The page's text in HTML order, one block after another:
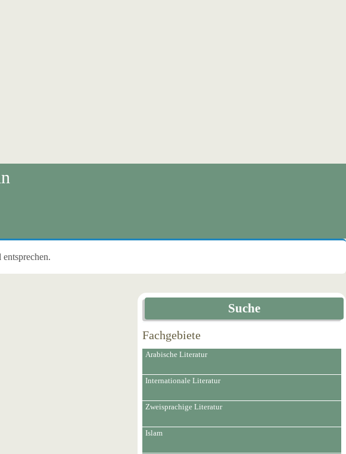
Suche
Fachgebiete
Arabische Literatur
Internationale Literatur
Zweisprachige Literatur
Islam